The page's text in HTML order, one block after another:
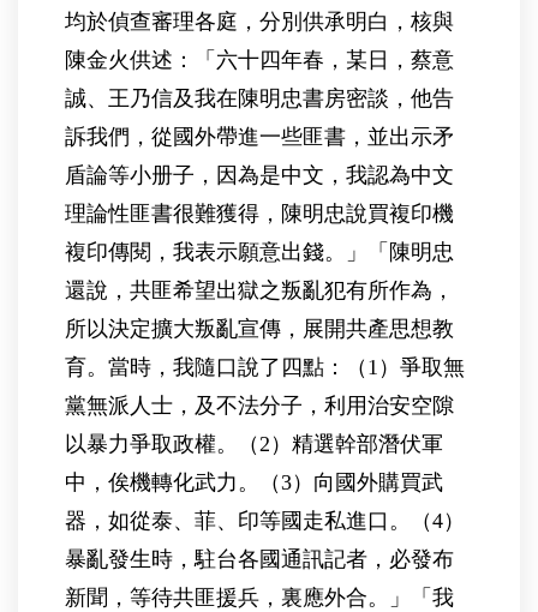
均於偵查審理各庭，分別供承明白，核與
陳金火供述：「六十四年春，某日，蔡意
誠、王乃信及我在陳明忠書房密談，他告
訴我們，從國外帶進一些匪書，並出示矛
盾論等小册子，因為是中文，我認為中文
理論性匪書很難獲得，陳明忠說買複印機
複印傳閱，我表示願意出錢。」「陳明忠
還說，共匪希望出獄之叛亂犯有所作為，
所以決定擴大叛亂宣傳，展開共產思想教
育。當時，我隨口說了四點：（1）爭取無
黨無派人士，及不法分子，利用治安空隙
以暴力爭取政權。（2）精選幹部潛伏軍
中，俟機轉化武力。（3）向國外購買武
器，如從泰、菲、印等國走私進口。（4）
暴亂發生時，駐台各國通訊記者，必發布
新聞，等待共匪援兵，裏應外合。」「我